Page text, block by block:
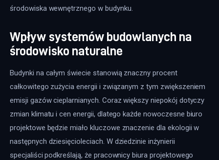
środowiska wewnętrznego w budynku.
Wpływ systemów budowlanych na
środowisko naturalne
Budynki na całym świecie stanowią znaczny procent
całkowitego zużycia energii i związanym z tym zwiększeniem
emisji gazów cieplarnianych. Coraz większy niepokój dotyczy
zmian klimatu i cen energii, dlatego każde nowoczesne biuro
projektowe będzie miało kluczowe znaczenie dla ekologii w
następnych dziesięcioleciach. W dziedzinie inżynierii
specjaliści podkreślają, że pracownicy biura projektowego